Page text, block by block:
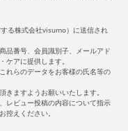
る株式会社visumo）に送信され
品番号、会員識別子、メールアド
ケアに提供します。
れらのデータをお客様の氏名等の
ますようお願いいたします。
レビュー投稿の内容について指示
控えください。